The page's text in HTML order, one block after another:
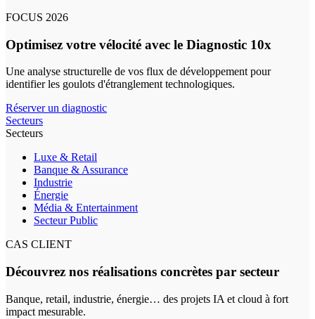
FOCUS 2026
Optimisez votre vélocité avec le Diagnostic 10x
Une analyse structurelle de vos flux de développement pour
identifier les goulots d'étranglement technologiques.
Réserver un diagnostic
Secteurs
Secteurs
Luxe & Retail
Banque & Assurance
Industrie
Énergie
Média & Entertainment
Secteur Public
CAS CLIENT
Découvrez nos réalisations concrètes par secteur
Banque, retail, industrie, énergie… des projets IA et cloud à fort
impact mesurable.